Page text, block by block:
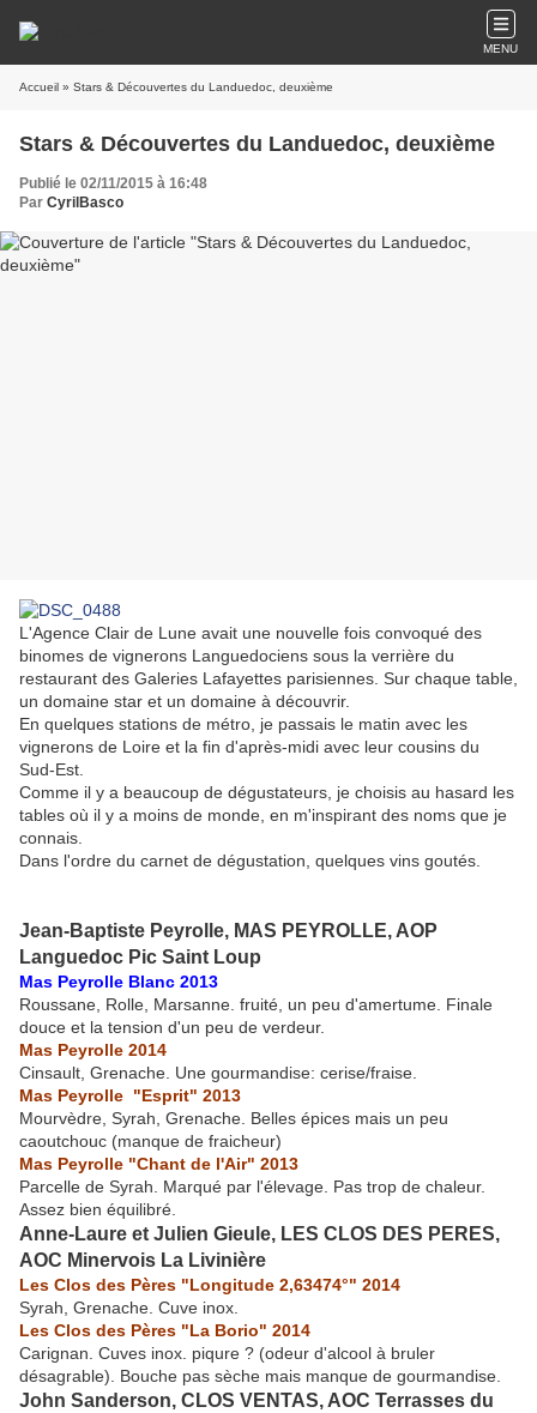
MENU
Accueil » Stars & Découvertes du Landuedoc, deuxième
Stars & Découvertes du Landuedoc, deuxième
Publié le 02/11/2015 à 16:48
Par CyrilBasco
L'Agence Clair de Lune avait une nouvelle fois convoqué des
binomes de vignerons Languedociens sous la verrière du
restaurant des Galeries Lafayettes parisiennes. Sur chaque table,
un domaine star et un domaine à découvrir.
En quelques stations de métro, je passais le matin avec les
vignerons de Loire et la fin d'après-midi avec leur cousins du
Sud-Est.
Comme il y a beaucoup de dégustateurs, je choisis au hasard les
tables où il y a moins de monde, en m'inspirant des noms que je
connais.
Dans l'ordre du carnet de dégustation, quelques vins goutés.
Jean-Baptiste Peyrolle, MAS PEYROLLE, AOP
Languedoc Pic Saint Loup
Mas Peyrolle Blanc 2013
Roussane, Rolle, Marsanne. fruité, un peu d'amertume. Finale
douce et la tension d'un peu de verdeur.
Mas Peyrolle 2014
Cinsault, Grenache. Une gourmandise: cerise/fraise.
Mas Peyrolle "Esprit" 2013
Mourvèdre, Syrah, Grenache. Belles épices mais un peu
caoutchouc (manque de fraicheur)
Mas Peyrolle "Chant de l'Air" 2013
Parcelle de Syrah. Marqué par l'élevage. Pas trop de chaleur.
Assez bien équilibré.
Anne-Laure et Julien Gieule, LES CLOS DES PERES,
AOC Minervois La Livinière
Les Clos des Pères "Longitude 2,63474°" 2014
Syrah, Grenache. Cuve inox.
Les Clos des Pères "La Borio" 2014
Carignan. Cuves inox. piqure ? (odeur d'alcool à bruler
désagrable). Bouche pas sèche mais manque de gourmandise.
John Sanderson, CLOS VENTAS, AOC Terrasses du